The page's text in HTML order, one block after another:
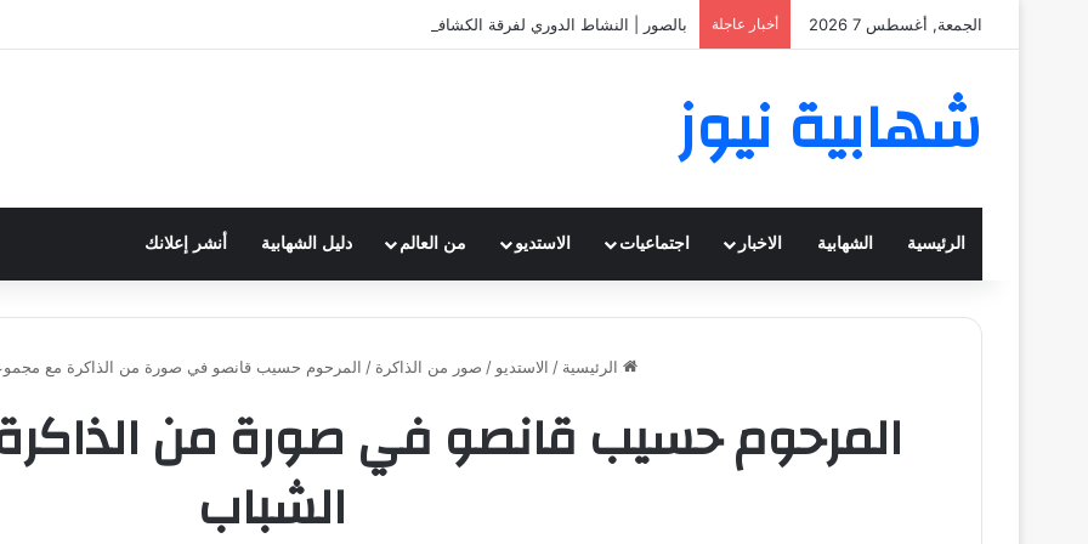
الجمعة, أغسطس 7 2026 أخبار عاجلة بالصور | النشاط الدوري لفرقة الكشافة في فوج الامام الصادق (ع)
شهابية نيوز
الرئيسية الشهابية الاخبار اجتماعيات الاستديو من العالم دليل الشهابية أنشر إعلانك
الرئيسية / الاستديو / صور من الذاكرة / المرحوم حسيب قانصو في صورة من الذاكرة مع
المرحوم حسيب قانصو في صورة من
الشباب